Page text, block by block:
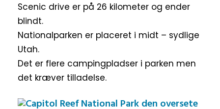
Scenic drive er på 26 kilometer og ender
blindt.
Nationalparken er placeret i midt – sydlige
Utah.
Det er flere campingpladser i parken men
det kræver tilladelse.